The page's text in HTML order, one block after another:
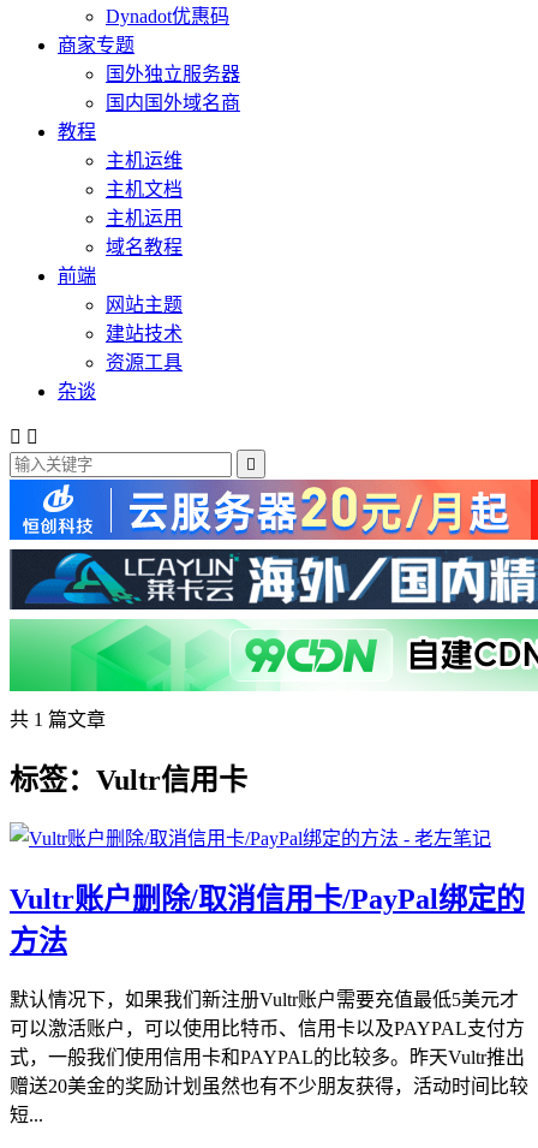
Dynadot优惠码
商家专题
国外独立服务器
国内国外域名商
教程
主机运维
主机文档
主机运用
域名教程
前端
网站主题
建站技术
资源工具
杂谈
 

共 1 篇文章
标签：Vultr信用卡
Vultr账户删除/取消信用卡/PayPal绑定的
方法
默认情况下，如果我们新注册Vultr账户需要充值最低5美元才
可以激活账户，可以使用比特币、信用卡以及PAYPAL支付方
式，一般我们使用信用卡和PAYPAL的比较多。昨天Vultr推出
赠送20美金的奖励计划虽然也有不少朋友获得，活动时间比较
短...